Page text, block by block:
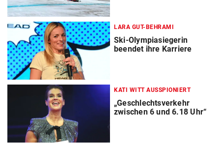
LARA GUT-BEHRAMI
Ski-Olympiasiegerin
beendet ihre Karriere
KATI WITT AUSSPIONIERT
„Geschlechtsverkehr
zwischen 6 und 6.18 Uhr“